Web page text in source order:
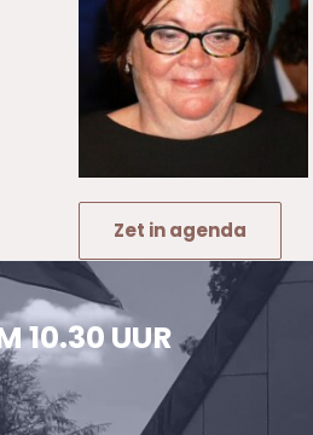
Zet in agenda
10.30 UUR